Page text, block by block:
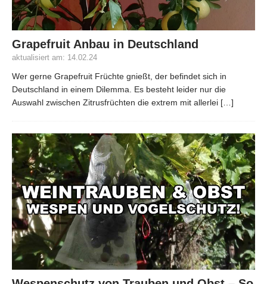
Grapefruit Anbau in Deutschland
aktualisiert am: 14.02.24
Wer gerne Grapefruit Früchte gnießt, der befindet sich in
Deutschland in einem Dilemma. Es besteht leider nur die
Auswahl zwischen Zitrusfrüchten die extrem mit allerlei […]